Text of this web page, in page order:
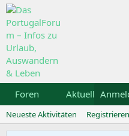
Foren Aktuelles
Neueste Aktivitäten Registrieren